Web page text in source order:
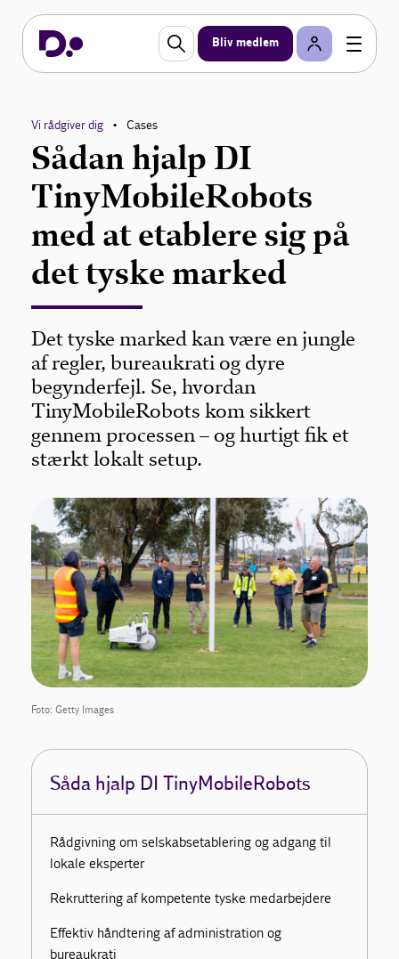
Bliv medlem
Vi rådgiver dig • Cases
Sådan hjalp DI
TinyMobileRobots
med at etablere sig på
det tyske marked
Det tyske marked kan være en jungle
af regler, bureaukrati og dyre
begynderfejl. Se, hvordan
TinyMobileRobots kom sikkert
gennem processen – og hurtigt fik et
stærkt lokalt setup.
Foto: Getty Images
Såda hjalp DI TinyMobileRobots
Rådgivning om selskabsetablering og adgang til
lokale eksperter
Rekruttering af kompetente tyske medarbejdere
Effektiv håndtering af administration og
bureaukrati